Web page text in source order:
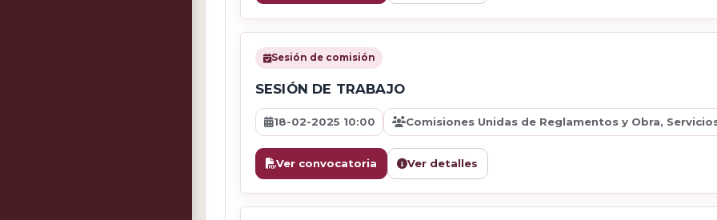
Sesión de comisión
SESIÓN DE TRABAJO
18-02-2025 10:00 Comisiones Unidas de Reglamentos y Obra,
Ver convocatoria Ver detalles